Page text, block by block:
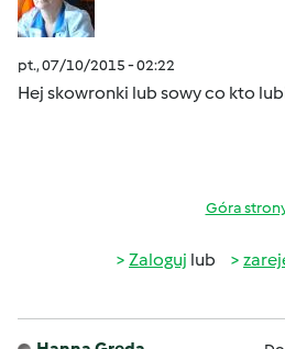
pt., 07/10/2015 - 02:22
Hej skowronki lub sowy co kto
Góra
Zaloguj lub